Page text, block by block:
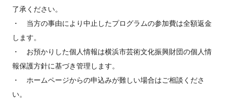
了承ください。
・ 当方の事由により中止したプログラムの参加費は全額返金
します。
・ お預かりした個人情報は横浜市芸術文化振興財団の個人情
報保護方針に基づき管理します。
・ ホームページからの申込みが難しい場合はご相談くださ
い。